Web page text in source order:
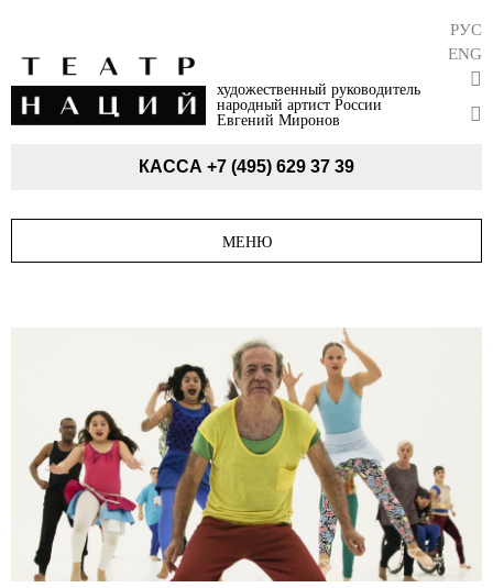
художественный руководитель
народный артист России
Евгений Миронов
РУС
ENG
КАССА +7 (495) 629 37 39
МЕНЮ